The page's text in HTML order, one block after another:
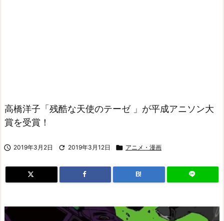
高橋洋子「残酷な天使のテーゼ 」が平成アニソン大
賞を受賞！
 2019年3月2日  2019年3月12日  アニメ・漫画
B!